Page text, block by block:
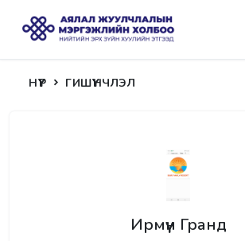
НҮҮР ГИШҮҮНЧЛЭЛ
Ирмүүн Гранд